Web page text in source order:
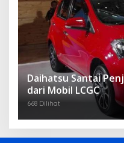
Daihatsu Santai
dari Mobil LCGC
668 Dilihat